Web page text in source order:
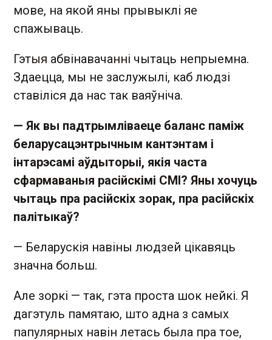
мове, на якой яны прывыклі яе
спажываць.
Гэтыя абвінавачанні чытаць непрыемна.
Здаецца, мы не заслужылі, каб людзі
ставіліся да нас так ваяўніча.
— Як вы падтрымліваеце баланс паміж
беларусацэнтрычным кантэнтам і
інтарэсамі аўдыторыі, якія часта
сфармаваныя расійскімі СМІ? Яны хочуць
чытаць пра расійскіх зорак, пра расійскіх
палітыкаў?
— Беларускія навіны людзей цікавяць
значна больш.
Але зоркі — так, гэта проста шок нейкі. Я
дагэтуль памятаю, што адна з самых
папулярных навін летась была пра тое,